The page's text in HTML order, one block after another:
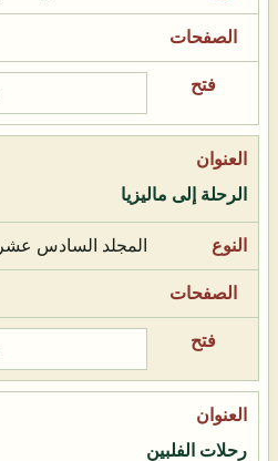
الرحلة إلى ماليزيا
المجلد السادس عشر
رحلات الفلبين